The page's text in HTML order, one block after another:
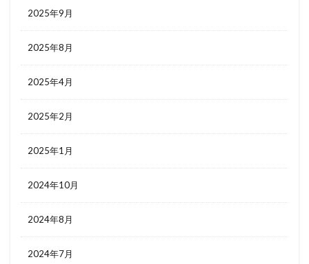
2025年9月
2025年8月
2025年4月
2025年2月
2025年1月
2024年10月
2024年8月
2024年7月